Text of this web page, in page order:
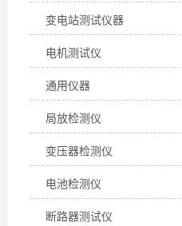
变电站测试仪器
电机测试仪
通用仪器
局放检测仪
变压器检测仪
电池检测仪
断路器测试仪